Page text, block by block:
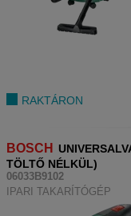
RAKTÁRON
BOSCH
TÖLTŐ NÉLKÜL)
06033B9102
IPARI TAKARÍTÓGÉP